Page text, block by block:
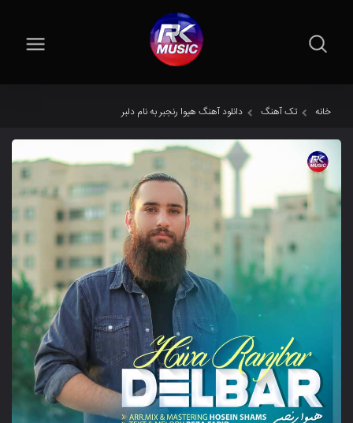
خانه تک آهنگ دانلود آهنگ هیوا رنجبر به نام دلبر